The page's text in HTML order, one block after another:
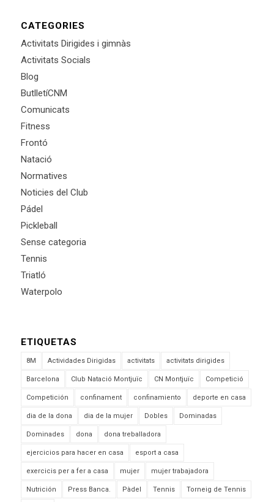
CATEGORIES
Activitats Dirigides i gimnàs
Activitats Socials
Blog
ButlletíCNM
Comunicats
Fitness
Frontó
Natació
Normatives
Noticies del Club
Pádel
Pickleball
Sense categoria
Tennis
Triatló
Waterpolo
ETIQUETAS
8M Actividades Dirigidas activitats activitats dirigides
Barcelona Club Natació Montjuïc CN Montjuïc Competició
Competición confinament confinamiento deporte en casa
dia de la dona dia de la mujer Dobles Dominadas
Dominades dona dona treballadora
ejercicios para hacer en casa esport a casa
exercicis per a fer a casa mujer mujer trabajadora
Nutrición Press Banca. Pàdel Tennis Torneig de Tennis